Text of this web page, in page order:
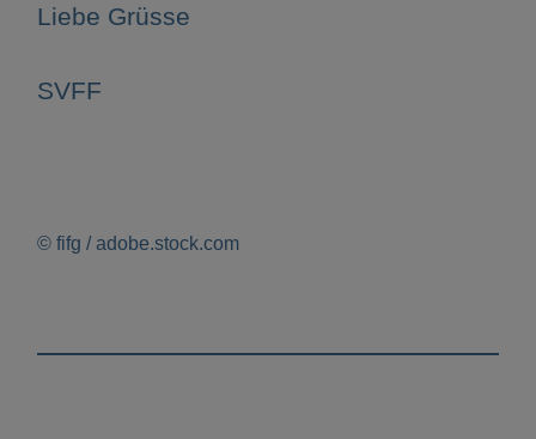
Liebe Grüsse
SVFF
© fifg / adobe.stock.com